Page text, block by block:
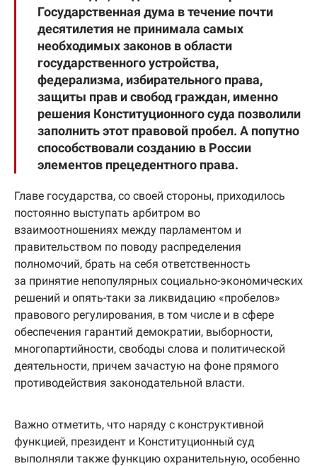
Государственная дума в течение почти
десятилетия не принимала самых
необходимых законов в области
государственного устройства,
федерализма, избирательного права,
защиты прав и свобод граждан, именно
решения Конституционного суда позволили
заполнить этот правовой пробел. А попутно
способствовали созданию в России
элементов прецедентного права.
Главе государства, со своей стороны, приходилось
постоянно выступать арбитром во
взаимоотношениях между парламентом и
правительством по поводу распределения
полномочий, брать на себя ответственность
за принятие непопулярных социально-экономических
решений и опять-таки за ликвидацию «пробелов»
правового регулирования, в том числе и в сфере
обеспечения гарантий демократии, выборности,
многопартийности, свободы слова и политической
деятельности, причем зачастую на фоне прямого
противодействия законодательной власти.
Важно отметить, что наряду с конструктивной
функцией, президент и Конституционный суд
выполняли также функцию охранительную, особенно